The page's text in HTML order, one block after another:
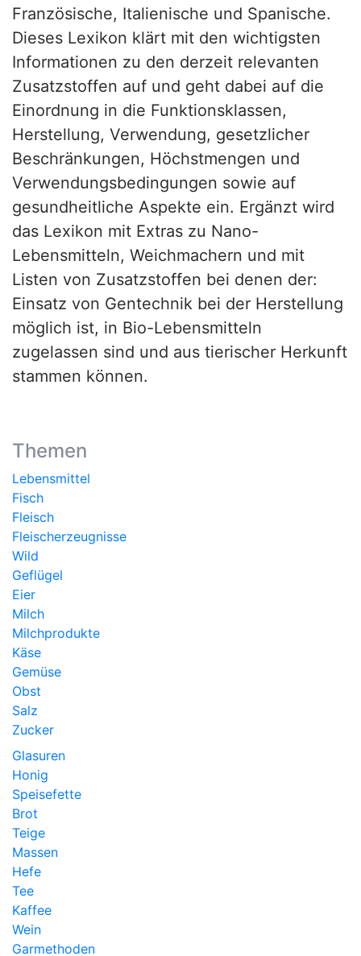
Französische, Italienische und Spanische.
Dieses Lexikon klärt mit den wichtigsten
Informationen zu den derzeit relevanten
Zusatzstoffen auf und geht dabei auf die
Einordnung in die Funktionsklassen,
Herstellung, Verwendung, gesetzlicher
Beschränkungen, Höchstmengen und
Verwendungsbedingungen sowie auf
gesundheitliche Aspekte ein. Ergänzt wird
das Lexikon mit Extras zu Nano-
Lebensmitteln, Weichmachern und mit
Listen von Zusatzstoffen bei denen der:
Einsatz von Gentechnik bei der Herstellung
möglich ist, in Bio-Lebensmitteln
zugelassen sind und aus tierischer Herkunft
stammen können.
Themen
Lebensmittel
Fisch
Fleisch
Fleischerzeugnisse
Wild
Geflügel
Eier
Milch
Milchprodukte
Käse
Gemüse
Obst
Salz
Zucker
Glasuren
Honig
Speisefette
Brot
Teige
Massen
Hefe
Tee
Kaffee
Wein
Garmethoden